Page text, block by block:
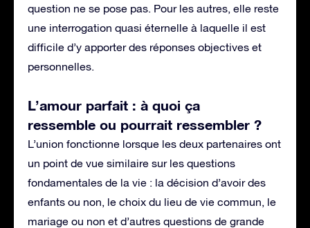
question ne se pose pas. Pour les autres, elle reste
une interrogation quasi éternelle à laquelle il est
difficile d’y apporter des réponses objectives et
personnelles.
L’amour parfait : à quoi ça
ressemble ou pourrait ressembler ?
L’union fonctionne lorsque les deux partenaires ont
un point de vue similaire sur les questions
fondamentales de la vie : la décision d’avoir des
enfants ou non, le choix du lieu de vie commun, le
mariage ou non et d’autres questions de grande